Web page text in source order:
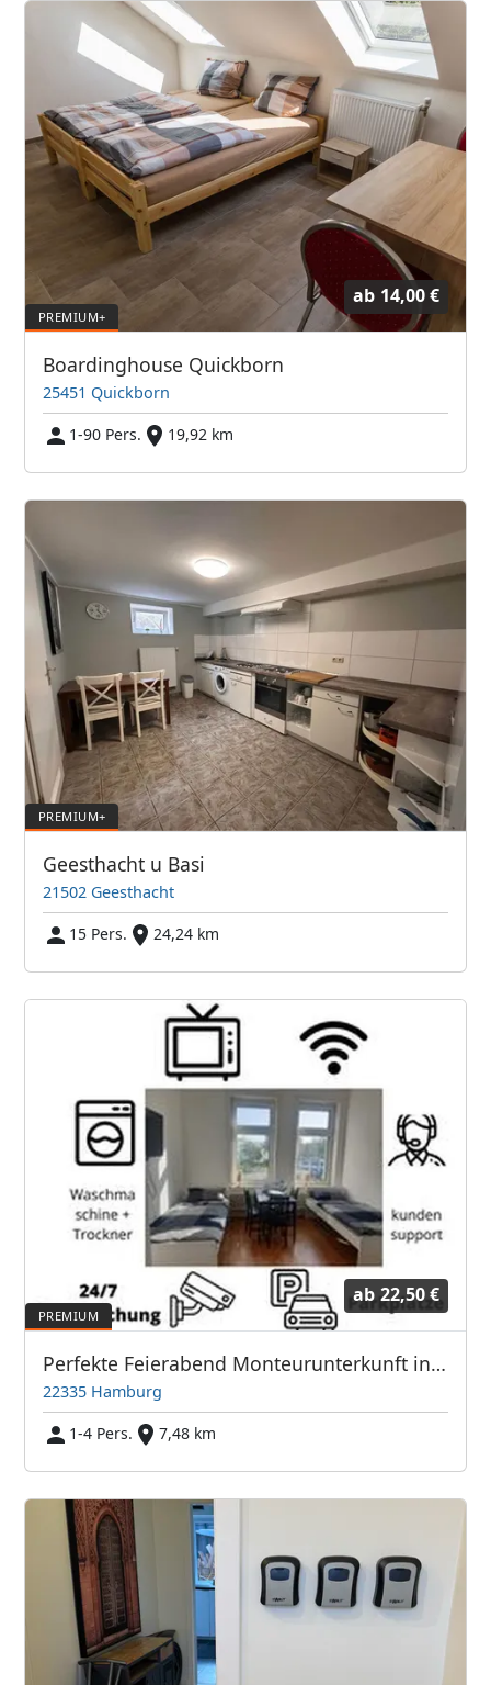
ab 14,00 €
Boardinghouse Quickborn
25451 Quickborn
1-90 Pers.
19,92 km
Geesthacht u Basi
21502 Geesthacht
15 Pers.
24,24 km
ab 22,50 €
Perfekte Feierabend Monteurunterkunft in Hamburg
22335 Hamburg
1-4 Pers.
7,48 km